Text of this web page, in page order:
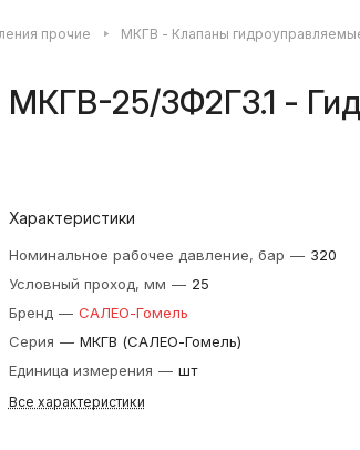
прочие МКГВ - Клапаны
МКГВ-25/3Ф2ГЗ.1 -
Характеристики
Номинальное рабочее давление, бар — 320
Условный проход, мм — 25
Бренд — САЛЕО-Гомель
Серия — МКГВ (САЛЕО-Гомель)
Единица измерения — шт
Все характеристики